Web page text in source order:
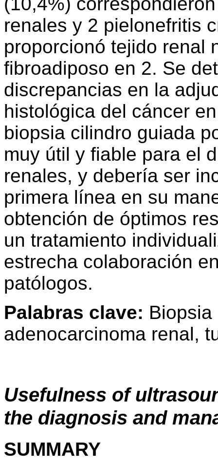
renales y 2 pielonefritis
proporcionó tejido renal
fibroadiposo en 2. Se
discrepancias en la
histológica del cáncer
biopsia cilindro guiada
muy útil y fiable para el
renales, y debería ser
primera línea en su
obtención de óptimos
un tratamiento
estrecha colaboración
patólogos.
Palabras clave:
adenocarcinoma renal,
Usefulness of
the diagnosis and
SUMMARY